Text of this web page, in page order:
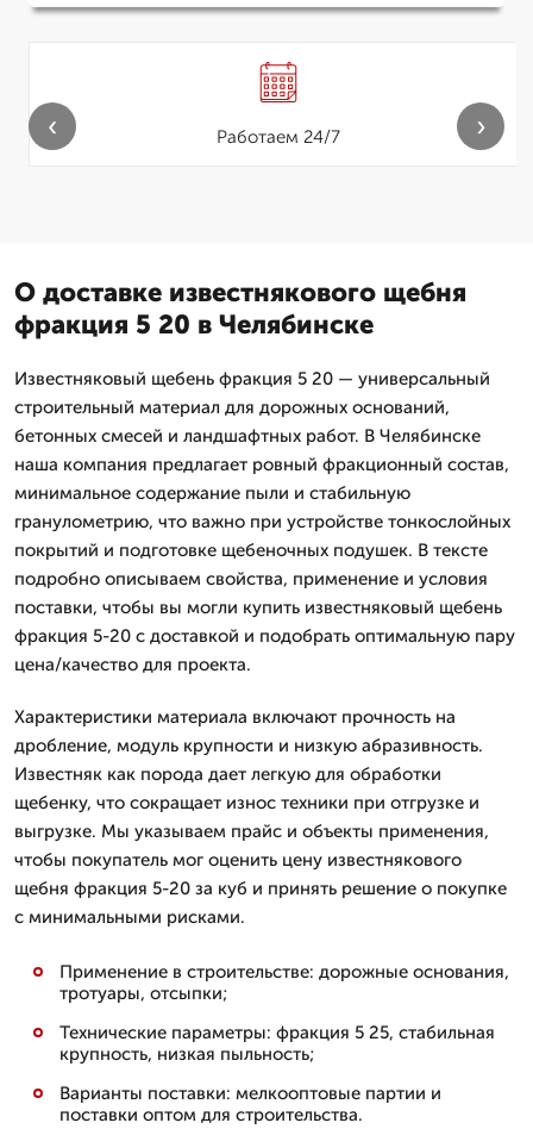
Работаем 24/7
‹ ›
О доставке известнякового щебня
фракция 5 20 в Челябинске
Известняковый щебень фракция 5 20 — универсальный
строительный материал для дорожных оснований,
бетонных смесей и ландшафтных работ. В Челябинске
наша компания предлагает ровный фракционный состав,
минимальное содержание пыли и стабильную
гранулометрию, что важно при устройстве тонкослойных
покрытий и подготовке щебеночных подушек. В тексте
подробно описываем свойства, применение и условия
поставки, чтобы вы могли купить известняковый щебень
фракция 5-20 с доставкой и подобрать оптимальную пару
цена/качество для проекта.
Характеристики материала включают прочность на
дробление, модуль крупности и низкую абразивность.
Известняк как порода дает легкую для обработки
щебенку, что сокращает износ техники при отгрузке и
выгрузке. Мы указываем прайс и объекты применения,
чтобы покупатель мог оценить цену известнякового
щебня фракция 5-20 за куб и принять решение о покупке
с минимальными рисками.
Применение в строительстве: дорожные основания,
тротуары, отсыпки;
Технические параметры: фракция 5 25, стабильная
крупность, низкая пыльность;
Варианты поставки: мелкооптовые партии и
поставки оптом для строительства.